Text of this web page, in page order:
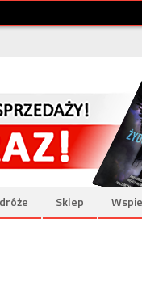
Sklep